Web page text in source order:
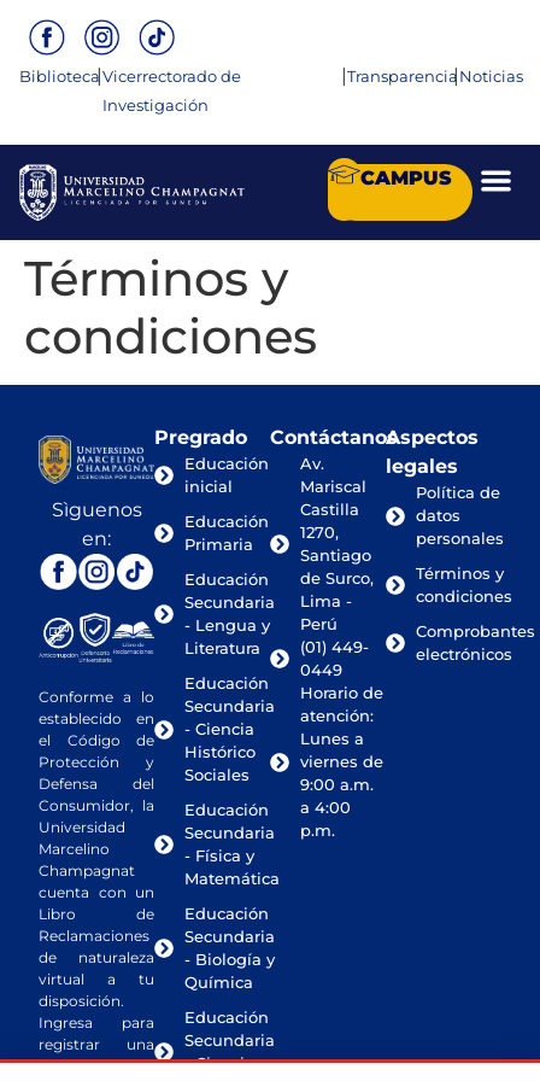
Biblioteca|Vicerrectorado de
Investigación
|Transparencia|Noticias
CAMPUS
Términos y
condiciones
Sìguenos
en:
Conforme a lo
establecido en
el Código de
Protección y
Defensa del
Consumidor, la
Universidad
Marcelino
Champagnat
cuenta con un
Libro de
Reclamaciones
de naturaleza
virtual a tu
disposición.
Ingresa para
registrar una
queja o
Pregrado
Educación
inicial
Educación
Primaria
Educación
Secundaria
- Lengua y
Literatura
Educación
Secundaria
- Ciencia
Histórico
Sociales
Educación
Secundaria
- Física y
Matemática
Educación
Secundaria
- Biología y
Química
Educación
Secundaria
- Ciencias
Contáctanos
Av.
Mariscal
Castilla
1270,
Santiago
de Surco,
Lima -
Perú
(01) 449-
0449
Horario de
atención:
Lunes a
viernes de
9:00 a.m.
a 4:00
p.m.
Aspectos
legales
Política de
datos
personales
Términos y
condiciones
Comprobantes
electrónicos